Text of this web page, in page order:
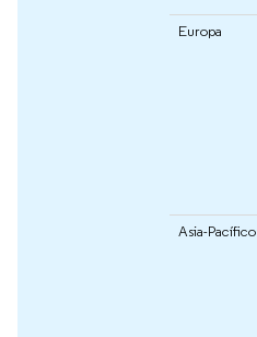
Europa
Asia-Pacífico